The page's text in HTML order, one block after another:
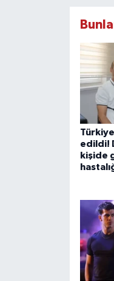
edildi!
kişide